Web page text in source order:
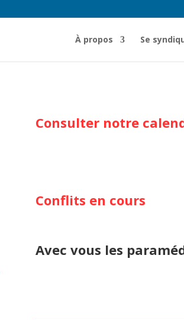
À propos Se
Consulter notre
Conflits en cours
Avec vous les